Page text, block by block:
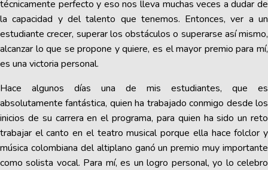
técnicamente perfecto y eso nos lleva muchas veces a dudar de
la capacidad y del talento que tenemos. Entonces, ver a un
estudiante crecer, superar los obstáculos o superarse así mismo,
alcanzar lo que se propone y quiere, es el mayor premio para mí,
es una victoria personal.
Hace algunos días una de mis estudiantes, que es
absolutamente fantástica, quien ha trabajado conmigo desde los
inicios de su carrera en el programa, para quien ha sido un reto
trabajar el canto en el teatro musical porque ella hace folclor y
música colombiana del altiplano ganó un premio muy importante
como solista vocal. Para mí, es un logro personal, yo lo celebro